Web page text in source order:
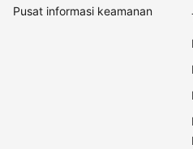
Pusat informasi keamanan